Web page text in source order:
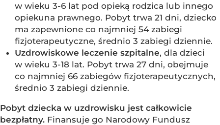
w wieku 3-6 lat pod opieką rodzica lub innego
opiekuna prawnego. Pobyt trwa 21 dni, dziecko
ma zapewnione co najmniej 54 zabiegi
fizjoterapeutyczne, średnio 3 zabiegi dziennie.
Uzdrowiskowe leczenie szpitalne, dla dzieci
w wieku 3-18 lat. Pobyt trwa 27 dni, obejmuje
co najmniej 66 zabiegów fizjoterapeutycznych,
średnio 3 zabiegi dziennie.
Pobyt dziecka w uzdrowisku jest całkowicie
bezpłatny. Finansuje go Narodowy Fundusz